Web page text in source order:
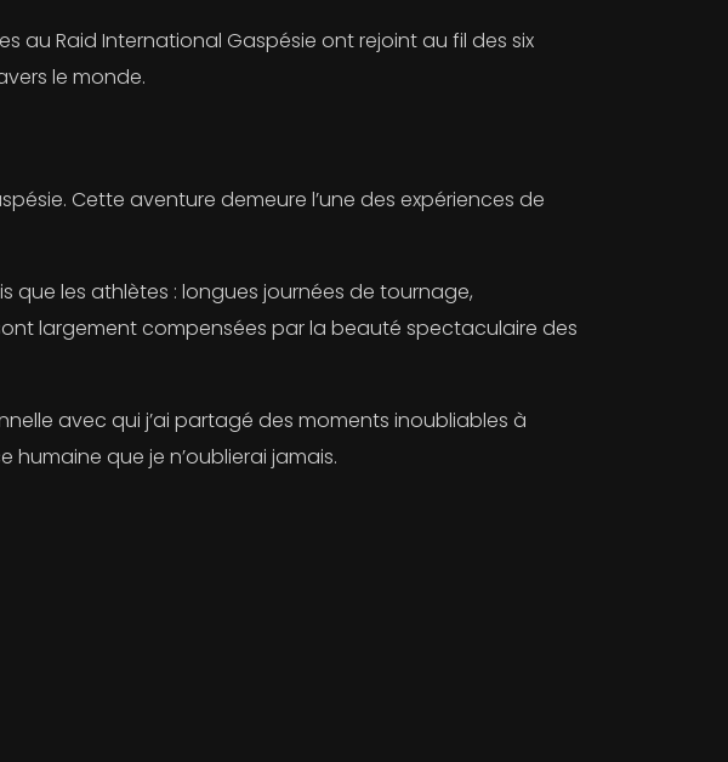
au Raid International Gaspésie ont rejoint au fil des six
le monde.
Cette aventure demeure l’une des expériences de
que les athlètes : longues journées de tournage,
largement compensées par la beauté spectaculaire des
avec qui j’ai partagé des moments inoubliables à
humaine que je n’oublierai jamais.